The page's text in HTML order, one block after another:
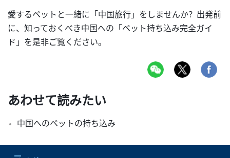
愛するペットと一緒に「中国旅行」をしませんか？出発前
に、知っておくべき中国への「ペット持ち込み完全ガイ
ド」を是非ご覧ください。
あわせて読みたい
中国へのペットの持ち込み